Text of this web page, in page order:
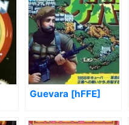
Guevara [hFFE]